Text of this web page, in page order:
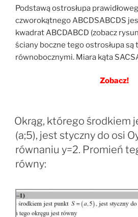
Podstawą ostrosłupa
czworokątnego ABCDSABCDS
kwadrat ABCDABCD (zobacz
ściany boczne tego ostrosłupa są
równobocznymi. Miara kąta
Zobacz!
Okrąg, którego środkiem
(a;5), jest styczny do osi
równaniu y=2. Promień
równy: